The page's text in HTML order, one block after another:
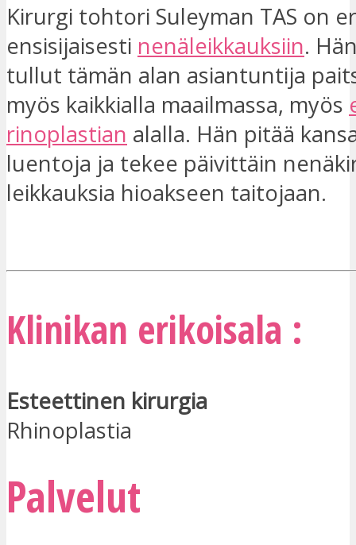
Kirurgi tohtori Suleyman TAS on
ensisijaisesti nenäleikkauksiin.
tullut tämän alan asiantuntija
myös kaikkialla maailmassa, myös
rinoplastian alalla. Hän pitää
luentoja ja tekee päivittäin
leikkauksia hioakseen taitojaan.
Klinikan erikoisala :
Esteettinen kirurgia
Rhinoplastia
Palvelut